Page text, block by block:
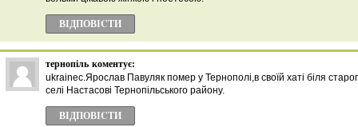
ВІДПОВІCТИ
тернопіль коментує:
ukrainec.Ярослав Павуляк помер у Тернополі,в своїй хаті біля
селі Настасові Тернопільського району.
ВІДПОВІCТИ